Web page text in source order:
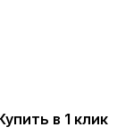
в 1 клик